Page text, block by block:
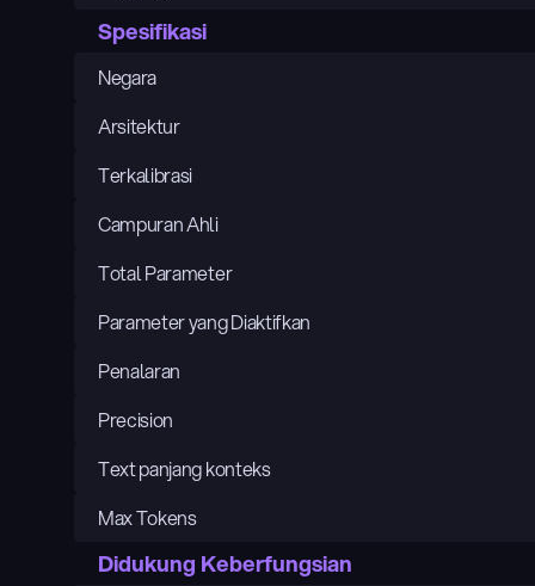
Spesifikasi
Negara
Arsitektur
Terkalibrasi
Campuran Ahli
Total Parameter
Parameter yang Diaktifkan
Penalaran
Precision
Text panjang konteks
Max Tokens
Didukung Keberfungsian